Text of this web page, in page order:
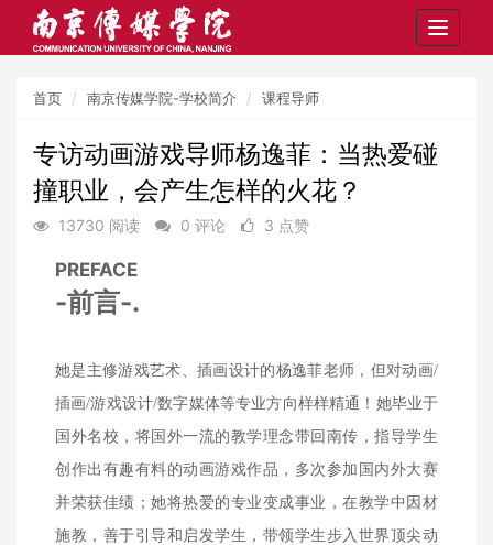
Toggle
首页 南京传媒学院-学校简介 课程导师
专访动画游戏导师杨逸菲：当热爱碰
撞职业，会产生怎样的火花？
13730 阅读 0 评论 3 点赞
PREFACE
-前言-.
她是主修游戏艺术、插画设计的杨逸菲老师，但对动画/
插画/游戏设计/数字媒体等专业方向样样精通！她毕业于
国外名校，将国外一流的教学理念带回南传，指导学生
创作出有趣有料的动画游戏作品，多次参加国内外大赛
并荣获佳绩；她将热爱的专业变成事业，在教学中因材
施教，善于引导和启发学生，带领学生步入世界顶尖动